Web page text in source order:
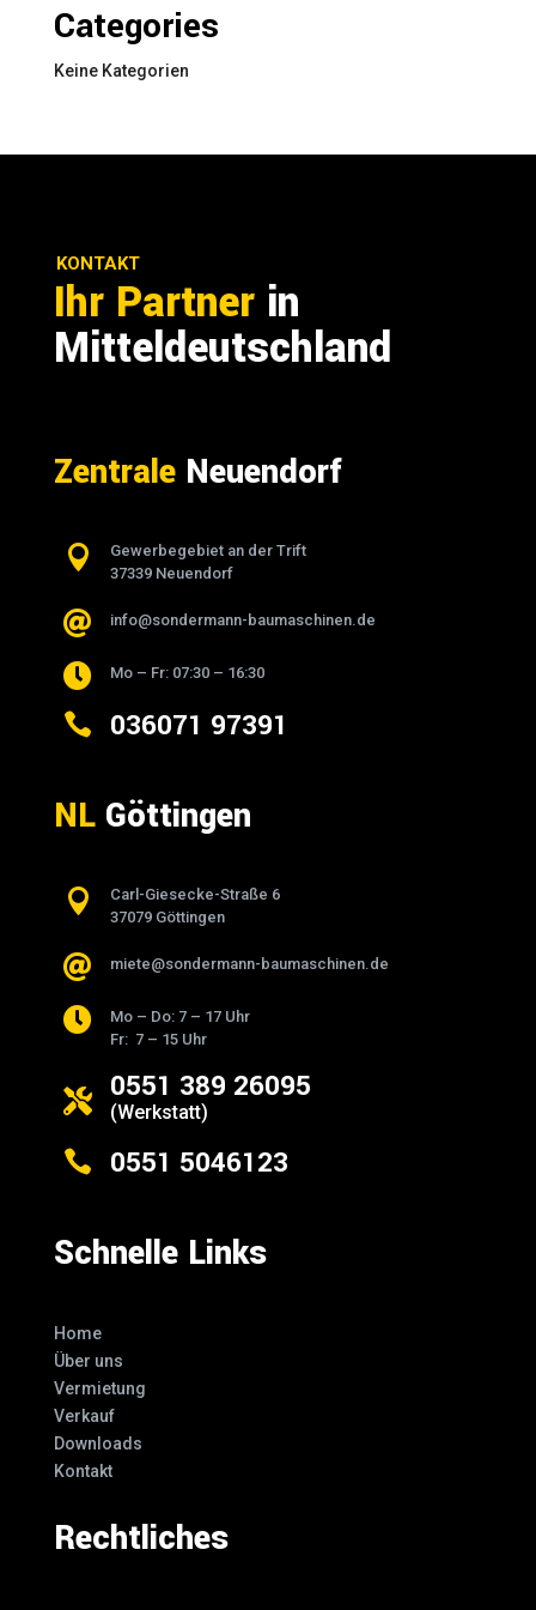
Categories
Keine Kategorien
KONTAKT
Ihr Partner in
Mitteldeutschland
ZentraleNeuendorf

Gewerbegebiet an der Trift
37339 Neuendorf
 info@sondermann-baumaschinen.de
 Mo – Fr: 07:30 – 16:30
 036071 97391
NLGöttingen

Carl-Giesecke-Straße 6
37079 Göttingen
 miete@sondermann-baumaschinen.de

Mo – Do: 7 – 17 Uhr
Fr: 7 – 15 Uhr
 0551 389 26095
(Werkstatt)
 0551 5046123
Schnelle Links
Home
Über uns
Vermietung
Verkauf
Downloads
Kontakt
Rechtliches